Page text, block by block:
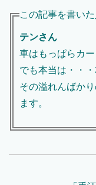
この記事を書いた
テンさん
車はもっぱらカー
でも本当は・・
その溢れんばか
ます。